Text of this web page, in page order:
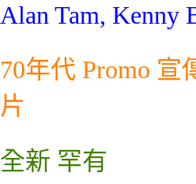
Alan Tam, Kenny
70年代 Promo 宣
片
全新 罕有